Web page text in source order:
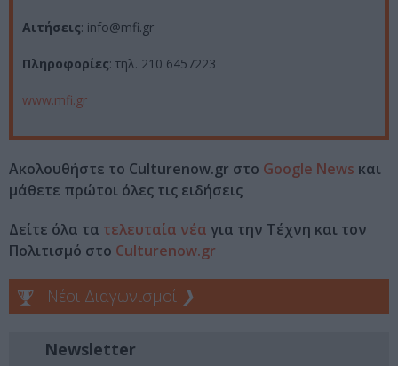
Αιτήσεις: info@mfi.gr
Πληροφορίες: τηλ. 210 6457223
www.mfi.gr
Ακολουθήστε το Culturenow.gr στο Google News και
μάθετε πρώτοι όλες τις ειδήσεις
Δείτε όλα τα τελευταία νέα για την Τέχνη και τον
Πολιτισμό στο Culturenow.gr
Νέοι Διαγωνισμοί ❯
Newsletter